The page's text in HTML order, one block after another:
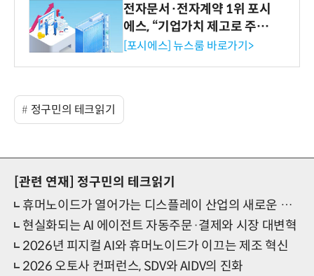
전자문서·전자계약 1위 포시
에스, “기업가치 제고로 주주
환원 강화” 계획 공시
[포시에스] 뉴스룸 바로가기>
정구민의 테크읽기
[관련 연재]
정구민의 테크읽기
휴머노이드가 열어가는 디스플레이 산업의 새로운 기회
현실화되는 AI 에이전트 자동주문·결제와 시장 대변혁
2026년 피지컬 AI와 휴머노이드가 이끄는 제조 혁신
2026 오토사 컨퍼런스, SDV와 AIDV의 진화